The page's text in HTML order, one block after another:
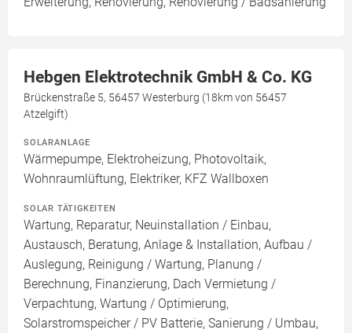
Hebgen Elektrotechnik GmbH & Co. KG
Brückenstraße 5, 56457 Westerburg (18km von 56457
Atzelgift)
SOLARANLAGE
Wärmepumpe, Elektroheizung, Photovoltaik,
Wohnraumlüftung, Elektriker, KFZ Wallboxen
SOLAR TÄTIGKEITEN
Wartung, Reparatur, Neuinstallation / Einbau,
Austausch, Beratung, Anlage & Installation, Aufbau /
Auslegung, Reinigung / Wartung, Planung /
Berechnung, Finanzierung, Dach Vermietung /
Verpachtung, Wartung / Optimierung,
Solarstromspeicher / PV Batterie, Sanierung / Umbau,